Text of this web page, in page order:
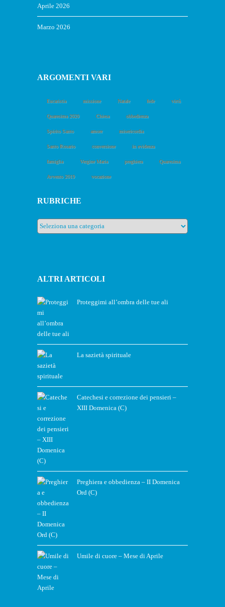
Aprile 2026
Marzo 2026
ARGOMENTI VARI
Eucaristia missione Natale fede virtù
Quaresima 2020 Chiesa obbedienza
Spirito Santo amore misericordia
Santo Rosario conversione in evidenza
famiglia Vergine Maria preghiera Quaresima
Avvento 2019 vocazione
RUBRICHE
Rubriche
ALTRI ARTICOLI
Proteggimi all’ombra delle tue ali
La sazietà spirituale
Catechesi e correzione dei pensieri –
XIII Domenica (C)
Preghiera e obbedienza – II Domenica
Ord (C)
Umile di cuore – Mese di Aprile